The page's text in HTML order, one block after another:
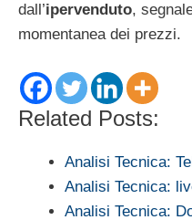
dall’ipervenduto,
momentanea dei prezzi.
Related Posts:
Analisi Tecnica:
Analisi Tecnica:
Analisi Tecnica: